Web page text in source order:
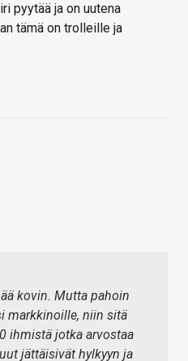
pyytää ja on uutena
tämä on trolleille ja
kovin. Mutta pahoin
markkinoille, niin sitä
ihmistä jotka arvostaa
jättäisivät hylkyyn ja